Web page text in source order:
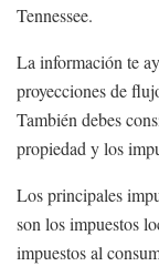
Tennessee.
La información te
proyecciones de
También debes
propiedad y los
Los principales
son los impuestos
impuestos al